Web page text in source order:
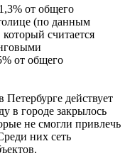
от общего
(по данным
считается
от общего
действует
в городе закрылось
не смогли привлечь
них сеть